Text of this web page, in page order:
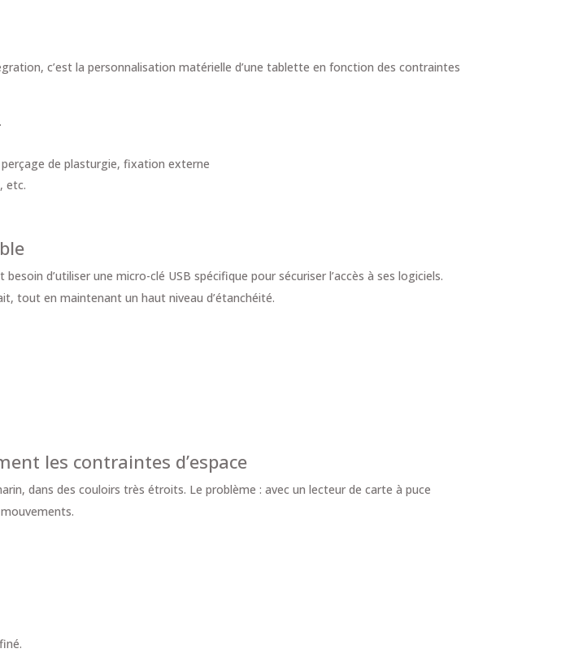
c’est la personnalisation matérielle d’une tablette en fonction des contraintes
de plasturgie, fixation externe
etc.
d’utiliser une micro-clé USB spécifique pour sécuriser l’accès à ses logiciels.
tout en maintenant un haut niveau d’étanchéité.
les contraintes d’espace
dans des couloirs très étroits. Le problème : avec un lecteur de carte à puce